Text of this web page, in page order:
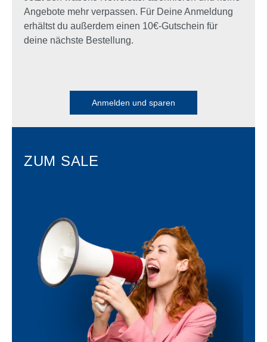
Angebote mehr verpassen. Für Deine Anmeldung
erhältst du außerdem einen 10€-Gutschein für
deine nächste Bestellung.
Anmelden und sparen
ZUM SALE